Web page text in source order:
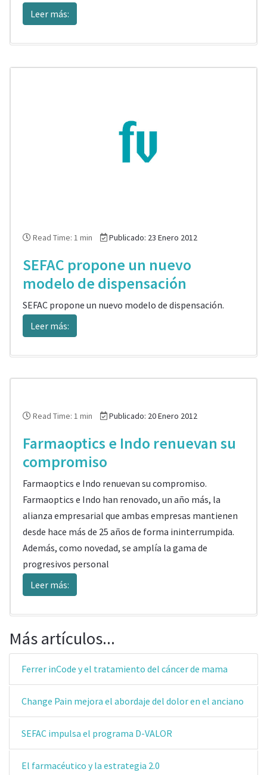
Leer más:
Read Time: 1 min Publicado: 23 Enero 2012
SEFAC propone un nuevo
modelo de dispensación
SEFAC propone un nuevo modelo de dispensación.
Leer más:
Read Time: 1 min Publicado: 20 Enero 2012
Farmaoptics e Indo renuevan su
compromiso
Farmaoptics e Indo renuevan su compromiso.
Farmaoptics e Indo han renovado, un año más, la
alianza empresarial que ambas empresas mantienen
desde hace más de 25 años de forma ininterrumpida.
Además, como novedad, se amplía la gama de
progresivos personal
Leer más:
Más artículos...
Ferrer inCode y el tratamiento del cáncer de mama
Change Pain mejora el abordaje del dolor en el anciano
SEFAC impulsa el programa D-VALOR
El farmacéutico y la estrategia 2.0